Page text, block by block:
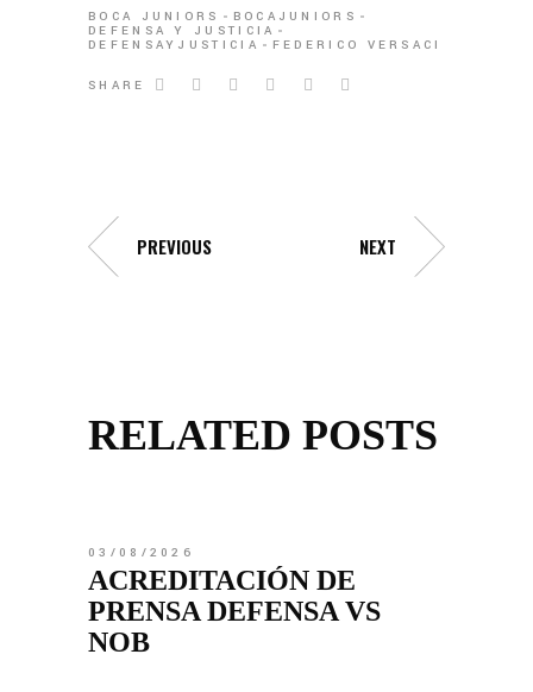
BOCA JUNIORS
BOCAJUNIORS
DEFENSA Y JUSTICIA
DEFENSAYJUSTICIA
FEDERICO VERSACI
SHARE
PREVIOUS NEXT
RELATED POSTS
03/08/2026
ACREDITACIÓN DE
PRENSA DEFENSA VS
NOB